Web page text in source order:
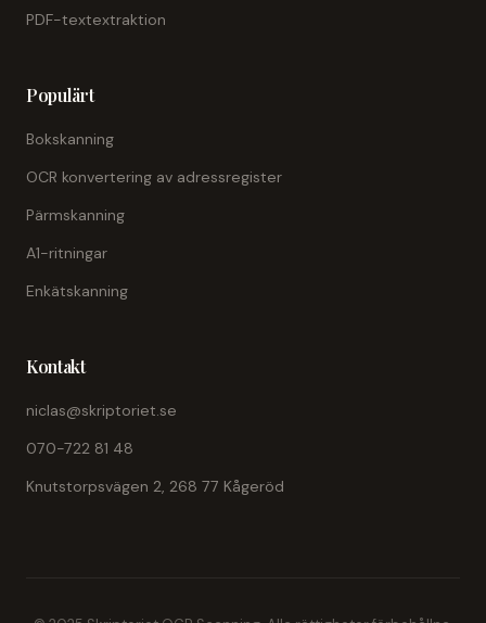
PDF-textextraktion
Populärt
Bokskanning
OCR konvertering av adressregister
Pärmskanning
A1-ritningar
Enkätskanning
Kontakt
niclas@skriptoriet.se
070-722 81 48
Knutstorpsvägen 2, 268 77 Kågeröd